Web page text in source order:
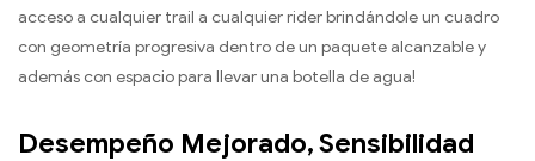
acceso a cualquier trail a cualquier rider brindándole un cuadro
con geometría progresiva dentro de un paquete alcanzable y
además con espacio para llevar una botella de agua!
Desempeño Mejorado, Sensibilidad